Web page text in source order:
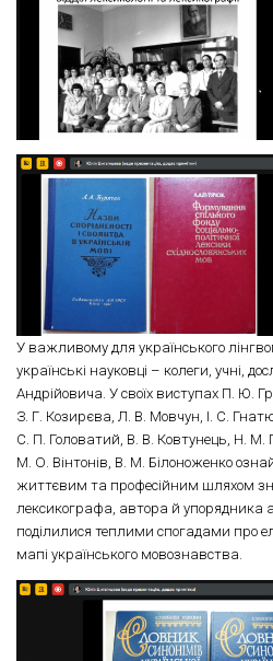
У важливому для українського
українські науковці – колеги, учні,
Андрійовича. У своїх виступах П. Ю.
З. Г. Козирєва, Л. В. Мовчун, І. С.
С. П. Головатий, В. В. Ковтунець, Н. М.
М. О. Вінтонів, В. М. Білоноженко
життєвим та професійним шляхом
лексикографа, автора й упорядника
поділилися теплими спогадами про
мапі українського мовознавства.